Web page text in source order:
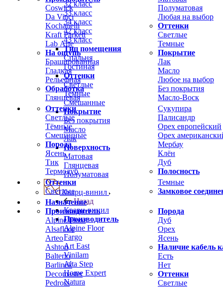
Coswick
Da Vinci
Kochanelli
Kraft Parkett
Lab Arte
На ощупь
Брашированная
Гладкая
Рельефная
Обработка
Глянцевая
Полуматовая
Любая на выбор
Оттенки
Светлые
Темные
Покрытие
Лак
Масло
Любое на выбор
Без покрытия
Масло-Воск
Оттенки
Светлые
Тёмные
Смешанные
Порода
Ясень
Тик
Термодуб
Сукупира
Палисандр
Орех европейский
Орех
Мербау
Клён
Дуб
Полосность
Оттенки
Светлые
Темные
Замковое
Назначение
Производитель
Alpine Floor
Alsafloor
Arteo
Ashton
Balterio
Barlinek
Decomaster
Pedross
Порода
Дуб
Орех
Ясень
Наличие кабель
Есть
Нет
Оттенки
Светлые
32 класс
33 класс
34 класс
42 класс
43 класс
Тип помещения
Спальня
Гостиная
Оттенки
Светлые
Темные
Смешанные
Покрытие
Без покрытия
Масло
Лак
Поверхность
Матовая
Глянцевая
Полуматовая
Кварц-винил
Назад
Кварц-винил
Производитель
Alpine Floor
Fargo
Art East
Vinilam
Alta Step
Home Expert
Natura